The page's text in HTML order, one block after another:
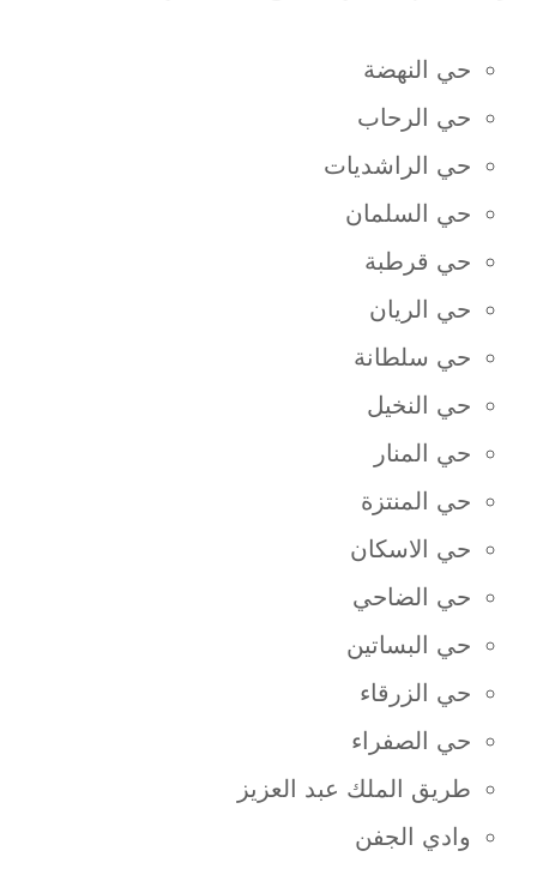
حي النهضة
حي الرحاب
حي الراشديات
حي السلمان
حي قرطبة
حي الريان
حي سلطانة
حي النخيل
حي المنار
حي المنتزة
حي الاسكان
حي الضاحي
حي البساتين
حي الزرقاء
حي الصفراء
طريق الملك عبد العزيز
وادي الجفن